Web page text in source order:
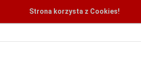
Strona korzysta z Cookies!